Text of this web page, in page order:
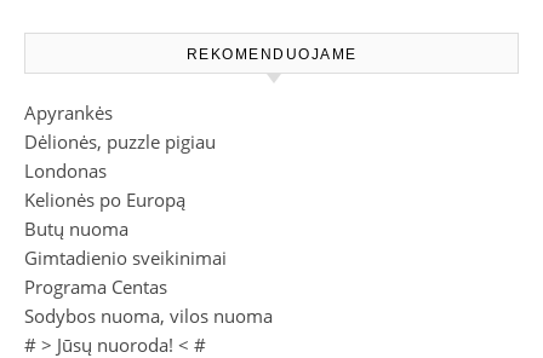
REKOMENDUOJAME
Apyrankės
Dėlionės, puzzle pigiau
Londonas
Kelionės po Europą
Butų nuoma
Gimtadienio sveikinimai
Programa Centas
Sodybos nuoma, vilos nuoma
# > Jūsų nuoroda! < #